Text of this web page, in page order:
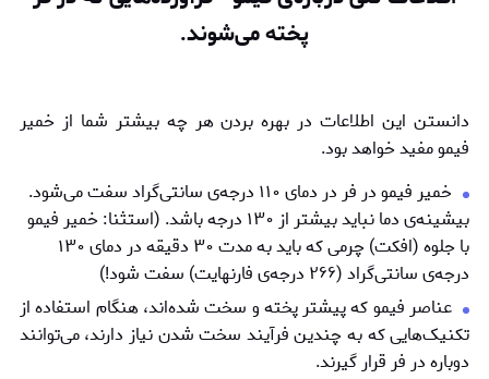
پخته می‌شوند.
دانستن این اطلاعات در بهره بردن هر چه بیشتر شما از خمیر
فیمو مفید خواهد بود.
خمیر فیمو در فر در دمای ۱۱۰ درجه‌ی سانتی‌گراد سفت می‌شود.
بیشینه‌ی دما نباید بیشتر از ۱۳۰ درجه باشد. (استثنا: خمیر فیمو
با جلوه (افکت) چرمی که باید به مدت ۳۰ دقیقه در دمای ۱۳۰
درجه‌ی سانتی‌گراد (۲۶۶ درجه‌ی فارنهایت) سفت شود!)
عناصر فیمو که پیشتر پخته و سخت شده‌اند، هنگام استفاده از
تکنیک‌هایی که به چندین فرآیند سخت شدن نیاز دارند، می‌توانند
دوباره در فر قرار گیرند.